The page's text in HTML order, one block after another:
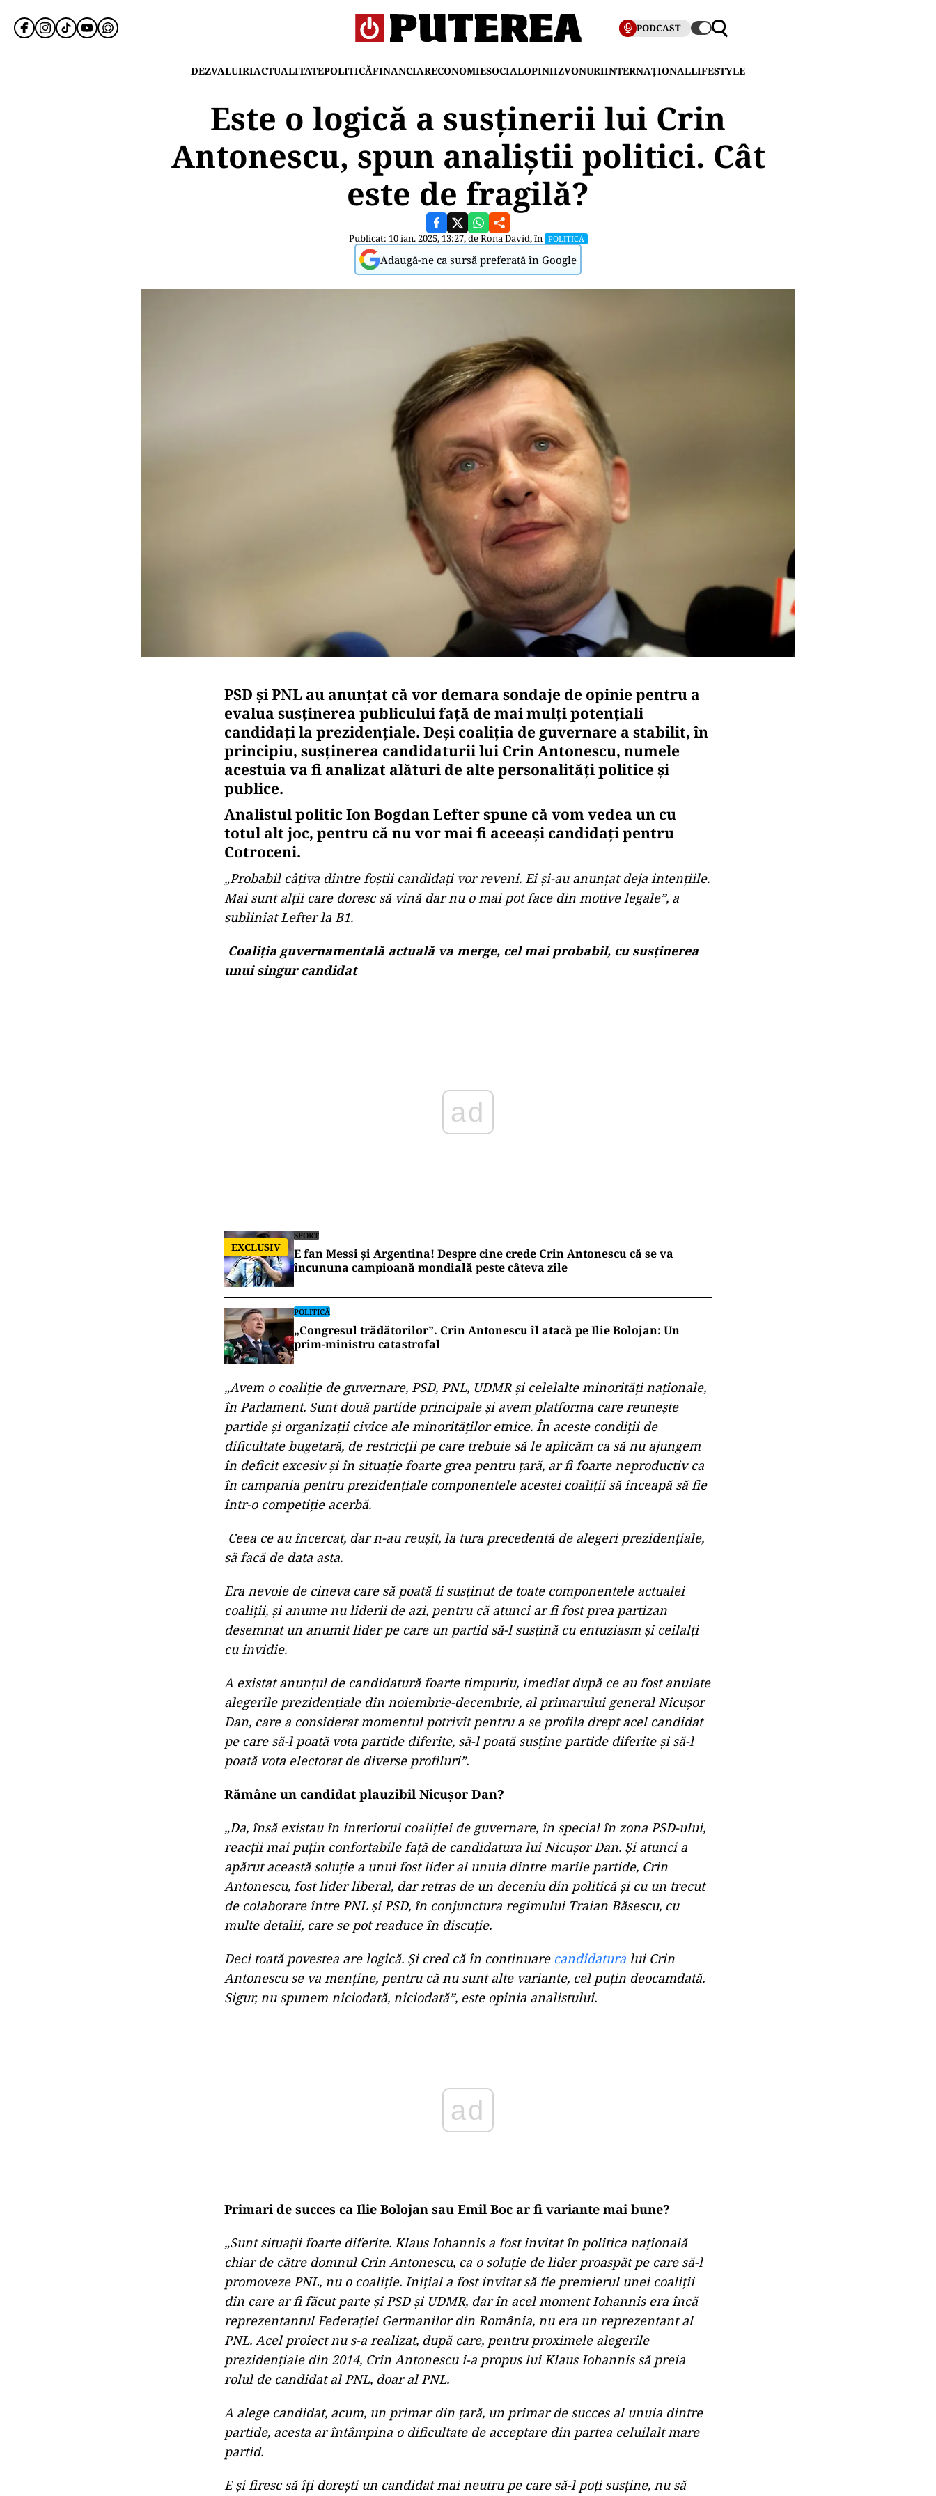
PODCAST
DEZVALUIRIACTUALITATEPOLITICĂFINANCIARECONOMIESOCIALOPINIIZVONURIINTERNAȚIONALLIFESTYLE
Este o logică a susținerii lui Crin
Antonescu, spun analiștii politici. Cât
este de fragilă?
Publicat: 10 ian. 2025, 13:27, deRona David, în POLITICĂ
Adaugă-ne ca sursă preferată în Google
PSD și PNL au anunțat că vor demara sondaje de opinie pentru a
evalua susținerea publicului față de mai mulți potențiali
candidați la prezidențiale. Deși coaliția de guvernare a stabilit, în
principiu, susținerea candidaturii lui Crin Antonescu, numele
acestuia va fi analizat alături de alte personalități politice și
publice.
Analistul politic Ion Bogdan Lefter spune că vom vedea un cu
totul alt joc, pentru că nu vor mai fi aceeași candidați pentru
Cotroceni.
„Probabil câțiva dintre foștii candidați vor reveni. Ei și-au anunțat deja intențiile.
Mai sunt alții care doresc să vină dar nu o mai pot face din motive legale”, a
subliniat Lefter la B1.
Coaliția guvernamentală actuală va merge, cel mai probabil, cu susținerea
unui singur candidat
EXCLUSIV
SPORT
E fan Messi și Argentina! Despre cine crede Crin Antonescu că se va
încununa campioană mondială peste câteva zile
POLITICĂ
„Congresul trădătorilor”. Crin Antonescu îl atacă pe Ilie Bolojan: Un
prim-ministru catastrofal
„Avem o coaliție de guvernare, PSD, PNL, UDMR și celelalte minorități naționale,
în Parlament. Sunt două partide principale și avem platforma care reunește
partide și organizații civice ale minorităților etnice. În aceste condiții de
dificultate bugetară, de restricții pe care trebuie să le aplicăm ca să nu ajungem
în deficit excesiv și în situație foarte grea pentru țară, ar fi foarte neproductiv ca
în campania pentru prezidențiale componentele acestei coaliții să înceapă să fie
într-o competiție acerbă.
Ceea ce au încercat, dar n-au reușit, la tura precedentă de alegeri prezidențiale,
să facă de data asta.
Era nevoie de cineva care să poată fi susținut de toate componentele actualei
coaliții, și anume nu liderii de azi, pentru că atunci ar fi fost prea partizan
desemnat un anumit lider pe care un partid să-l susțină cu entuziasm și ceilalți
cu invidie.
A existat anunțul de candidatură foarte timpuriu, imediat după ce au fost anulate
alegerile prezidențiale din noiembrie-decembrie, al primarului general Nicușor
Dan, care a considerat momentul potrivit pentru a se profila drept acel candidat
pe care să-l poată vota partide diferite, să-l poată susține partide diferite și să-l
poată vota electorat de diverse profiluri”.
Rămâne un candidat plauzibil Nicușor Dan?
„Da, însă existau în interiorul coaliției de guvernare, în special în zona PSD-ului,
reacții mai puțin confortabile față de candidatura lui Nicușor Dan. Și atunci a
apărut această soluție a unui fost lider al unuia dintre marile partide, Crin
Antonescu, fost lider liberal, dar retras de un deceniu din politică și cu un trecut
de colaborare între PNL și PSD, în conjunctura regimului Traian Băsescu, cu
multe detalii, care se pot readuce în discuție.
Deci toată povestea are logică. Și cred că în continuare candidatura lui Crin
Antonescu se va menține, pentru că nu sunt alte variante, cel puțin deocamdată.
Sigur, nu spunem niciodată, niciodată”, este opinia analistului.
ad
Primari de succes ca Ilie Bolojan sau Emil Boc ar fi variante mai bune?
„Sunt situații foarte diferite. Klaus Iohannis a fost invitat în politica națională
chiar de către domnul Crin Antonescu, ca o soluție de lider proaspăt pe care să-l
promoveze PNL, nu o coaliție. Inițial a fost invitat să fie premierul unei coaliții
din care ar fi făcut parte și PSD și UDMR, dar în acel moment Iohannis era încă
reprezentantul Federației Germanilor din România, nu era un reprezentant al
PNL. Acel proiect nu s-a realizat, după care, pentru proximele alegerile
prezidențiale din 2014, Crin Antonescu i-a propus lui Klaus Iohannis să preia
rolul de candidat al PNL, doar al PNL.
A alege candidat, acum, un primar din țară, un primar de succes al unuia dintre
partide, acesta ar întâmpina o dificultate de acceptare din partea celuilalt mare
partid.
E și firesc să îți dorești un candidat mai neutru pe care să-l poți susține, nu să